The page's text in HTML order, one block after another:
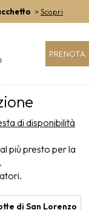
>Scopri
PRENOTA
di disponibilità
più presto per la